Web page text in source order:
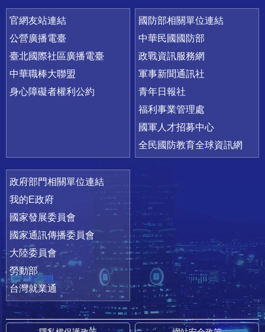
官網友站連結
公營廣播電臺
臺北國際社區廣播電臺
中華職棒大聯盟
身心障礙者權利公約
國防部相關單位連結
中華民國國防部
政戰資訊服務網
軍事新聞通訊社
青年日報社
福利事業管理處
國軍人才招募中心
全民國防教育全球資訊網
政府部門相關單位連結
我的E政府
國家發展委員會
國家通訊傳播委員會
大陸委員會
勞動部
台灣就業通